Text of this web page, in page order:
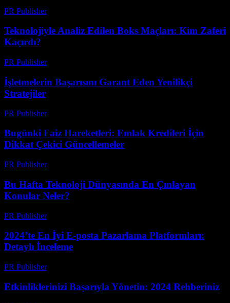
PR Publisher-
Teknolojiyle Analiz Edilen Boks Maçları: Kim Zaferi
Kaçırdı?
PR Publisher-
İşletmelerin Başarısını Garant Eden Yenilikçi
Stratejiler
PR Publisher-
Bugünki Faiz Hareketleri: Emlak Kredileri İçin
Dikkat Çekici Güncellemeler
PR Publisher-
Bu Hafta Teknoloji Dünyasında En Çınlayan
Konular Neler?
PR Publisher-
2024’te En İyi E-posta Pazarlama Platformları:
Detaylı İnceleme
PR Publisher-
Etkinliklerinizi Başarıyla Yönetin: 2024 Rehberiniz